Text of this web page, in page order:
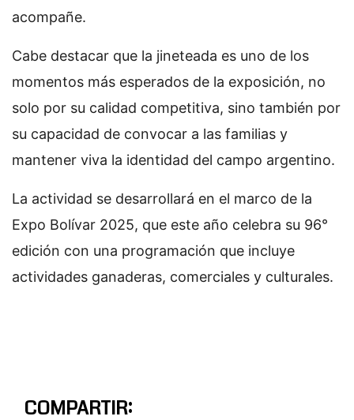
acompañe.
Cabe destacar que la jineteada es uno de los
momentos más esperados de la exposición, no
solo por su calidad competitiva, sino también por
su capacidad de convocar a las familias y
mantener viva la identidad del campo argentino.
La actividad se desarrollará en el marco de la
Expo Bolívar 2025, que este año celebra su 96°
edición con una programación que incluye
actividades ganaderas, comerciales y culturales.
COMPARTIR: